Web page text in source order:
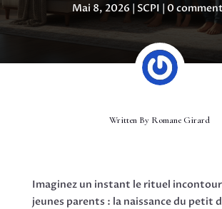
Mai 8, 2026 | SCPI | 0
Written By Romane Girard
Imaginez un instant le rituel
jeunes parents : la naissance du petit